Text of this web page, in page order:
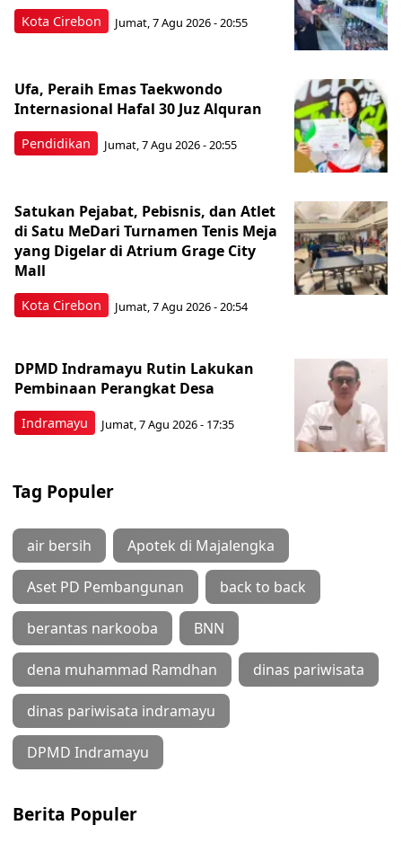
Kota Cirebon Jumat, 7 Agu 2026 - 20:55
Pendidikan
Ufa, Peraih Emas Taekwondo
Internasional Hafal 30 Juz Alquran
Jumat, 7 Agu 2026 - 20:55
Kota Cirebon
Satukan Pejabat, Pebisnis, dan Atlet
di Satu MeDari Turnamen Tenis Meja
yang Digelar di Atrium Grage City
Mall
Jumat, 7 Agu 2026 - 20:54
Indramayu
DPMD Indramayu Rutin Lakukan
Pembinaan Perangkat Desa
Jumat, 7 Agu 2026 - 17:35
Tag Populer
air bersih Apotek di Majalengka
Aset PD Pembangunan back to back
berantas narkooba BNN
dena muhammad Ramdhan dinas pariwisata
dinas pariwisata indramayu
DPMD Indramayu
Berita Populer